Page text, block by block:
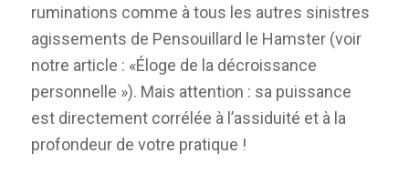
ruminations comme à tous les autres sinistres
agissements de Pensouillard le Hamster (voir
notre article : «Éloge de la décroissance
personnelle »). Mais attention : sa puissance
est directement corrélée à l’assiduité et à la
profondeur de votre pratique !